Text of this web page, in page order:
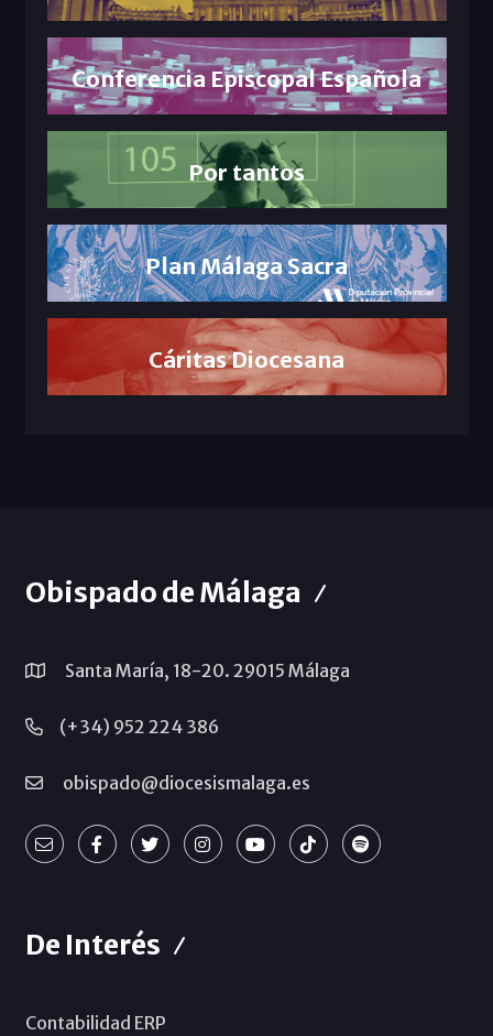
Conferencia Episcopal Española
Por tantos
Plan Málaga Sacra
Cáritas Diocesana
Obispado de Málaga
Santa María, 18-20. 29015 Málaga
(+34) 952 224 386
obispado@diocesismalaga.es
De Interés
Contabilidad ERP